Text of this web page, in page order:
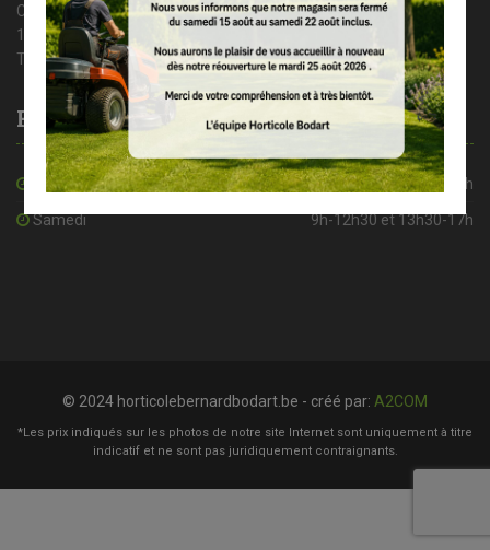
Chaussée de Nivelles 35A
1461 Haut – Ittre
Tél : 02/366 37 71
Heures d’ouverture
De mardi à vendredi 8h30-12h30 et 13h30-18h
Samedi 9h-12h30 et 13h30-17h
© 2024 horticolebernardbodart.be - créé par: A2COM
*Les prix indiqués sur les photos de notre site Internet sont uniquement à titre
indicatif et ne sont pas juridiquement contraignants.